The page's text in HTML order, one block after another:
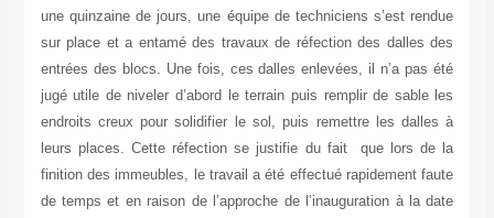
une quinzaine de jours, une équipe de techniciens s’est rendue
sur place et a entamé des travaux de réfection des dalles des
entrées des blocs. Une fois, ces dalles enlevées, il n’a pas été
jugé utile de niveler d’abord le terrain puis remplir de sable les
endroits creux pour solidifier le sol, puis remettre les dalles à
leurs places. Cette réfection se justifie du fait que lors de la
finition des immeubles, le travail a été effectué rapidement faute
de temps et en raison de l’approche de l’inauguration à la date